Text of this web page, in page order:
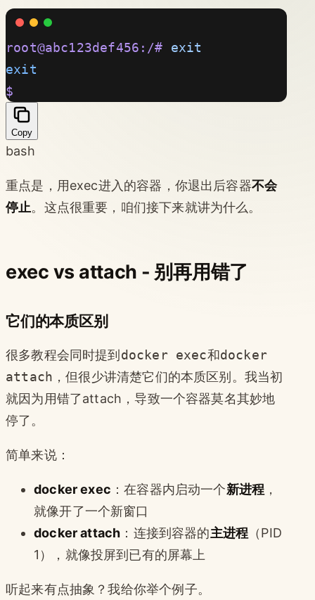
root@abc123def456:/# exit
exit
$
Copy
bash
重点是，用exec进入的容器，你退出后容器不会
停止。这点很重要，咱们接下来就讲为什么。
exec vs attach - 别再用错了
它们的本质区别
很多教程会同时提到docker exec和docker
attach ，但很少讲清楚它们的本质区别。我当初
就因为用错了attach，导致一个容器莫名其妙地
停了。
简单来说：
docker exec ：在容器内启动一个新进程 ，
就像开了一个新窗口
docker attach ：连接到容器的主进程 （PID
1），就像投屏到已有的屏幕上
听起来有点抽象？我给你举个例子。